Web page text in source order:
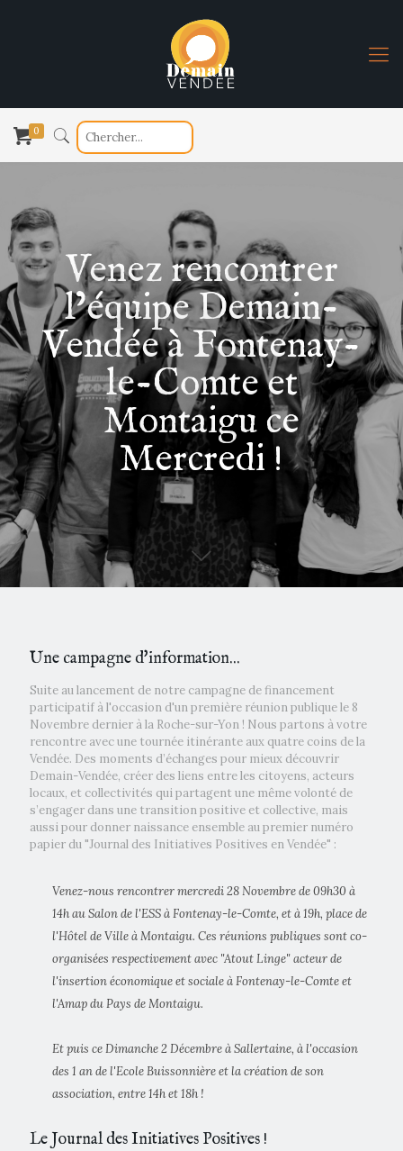
0
Venez rencontrer
l’équipe Demain-
Vendée à Fontenay-
le-Comte et
Montaigu ce
Mercredi !
Une campagne d'information...
Suite au lancement de notre campagne de financement
participatif à l'occasion d'un première réunion publique le 8
Novembre dernier à la Roche-sur-Yon ! Nous partons à votre
rencontre avec une tournée itinérante aux quatre coins de la
Vendée. Des moments d’échanges pour mieux découvrir
Demain-Vendée, créer des liens entre les citoyens, acteurs
locaux, et collectivités qui partagent une même volonté de
s’engager dans une transition positive et collective, mais
aussi pour donner naissance ensemble au premier numéro
papier du "Journal des Initiatives Positives en Vendée" :
Venez-nous rencontrer mercredi 28 Novembre de 09h30 à
14h au Salon de l'ESS à Fontenay-le-Comte, et à 19h, place de
l'Hôtel de Ville à Montaigu. Ces réunions publiques sont co-
organisées respectivement avec "Atout Linge" acteur de
l'insertion économique et sociale à Fontenay-le-Comte et
l'Amap du Pays de Montaigu.
Et puis ce Dimanche 2 Décembre à Sallertaine, à l'occasion
des 1 an de l'Ecole Buissonnière et la création de son
association, entre 14h et 18h !
Le Journal des Initiatives Positives !